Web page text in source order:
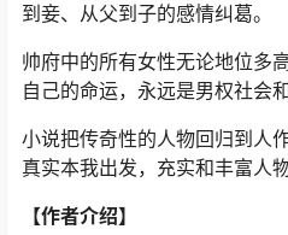
到妾、从父到子的感情纠葛。
帅府中的所有女性无论地位多
自己的命运，永远是男权社会
小说把传奇性的人物回归到人
真实本我出发，充实和丰富人
【作者介绍】